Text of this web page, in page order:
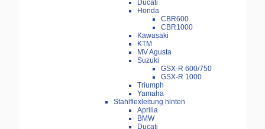
Ducati
Honda
CBR600
CBR1000
Kawasaki
KTM
MV Agusta
Suzuki
GSX-R 600/750
GSX-R 1000
Triumph
Yamaha
Stahlflexleitung hinten
Aprilia
BMW
Ducati